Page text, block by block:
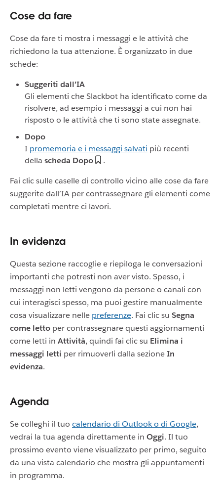
Cose da fare
Cose da fare ti mostra i messaggi e le attività che
richiedono la tua attenzione. È organizzato in due
schede:
Suggeriti dall’IA
Gli elementi che Slackbot ha identificato come da
risolvere, ad esempio i messaggi a cui non hai
risposto o le attività che ti sono state assegnate.
Dopo
I promemoria e i messaggi salvati più recenti
della scheda Dopo
.
Fai clic sulle caselle di controllo vicino alle cose da fare
suggerite dall’IA per contrassegnare gli elementi come
completati mentre ci lavori.
In evidenza
Questa sezione raccoglie e riepiloga le conversazioni
importanti che potresti non aver visto. Spesso, i
messaggi non letti vengono da persone o canali con
cui interagisci spesso, ma puoi gestire manualmente
cosa visualizzare nelle preferenze. Fai clic su Segna
come letto per contrassegnare questi aggiornamenti
come letti in Attività, quindi fai clic su Elimina i
messaggi letti per rimuoverli dalla sezioneIn
evidenza.
Agenda
Se colleghi il tuo calendario di Outlook o di Google,
vedrai la tua agenda direttamente in Oggi. Il tuo
prossimo evento viene visualizzato per primo, seguito
da una vista calendario che mostra gli appuntamenti
in programma.